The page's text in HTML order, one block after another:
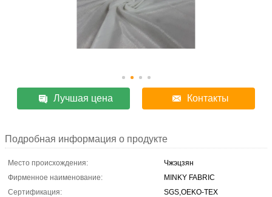
Лучшая цена Контакты
Подробная информация о продукте
Место происхождения:
Чжэцзян
Фирменное наименование:
MINKY FABRIC
Сертификация:
SGS,OEKO-TEX